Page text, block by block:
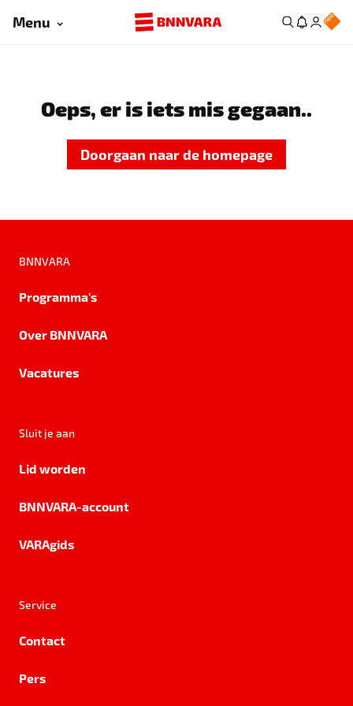
Menu
Oeps, er is iets mis gegaan..
Doorgaan naar de homepage
BNNVARA
Programma's
Over BNNVARA
Vacatures
Sluit je aan
Lid worden
BNNVARA-account
VARAgids
Service
Contact
Pers